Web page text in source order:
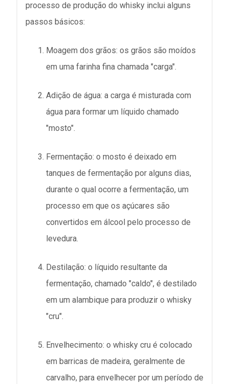
processo de produção do whisky inclui alguns
passos básicos:
Moagem dos grãos: os grãos são moídos
em uma farinha fina chamada "carga".
Adição de água: a carga é misturada com
água para formar um líquido chamado
"mosto".
Fermentação: o mosto é deixado em
tanques de fermentação por alguns dias,
durante o qual ocorre a fermentação, um
processo em que os açúcares são
convertidos em álcool pelo processo de
levedura.
Destilação: o líquido resultante da
fermentação, chamado "caldo", é destilado
em um alambique para produzir o whisky
"cru".
Envelhecimento: o whisky cru é colocado
em barricas de madeira, geralmente de
carvalho, para envelhecer por um período de